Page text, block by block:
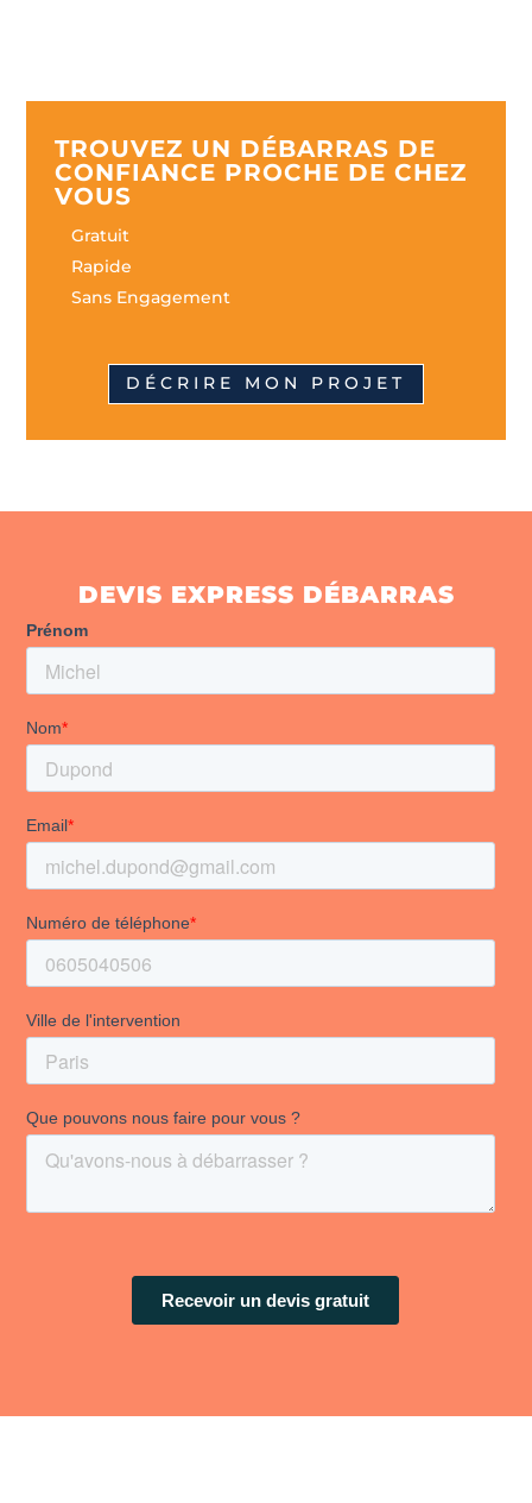
TROUVEZ UN DÉBARRAS DE
CONFIANCE PROCHE DE CHEZ
VOUS
Gratuit
Rapide
Sans Engagement
DÉCRIRE MON PROJET
DEVIS EXPRESS DÉBARRAS